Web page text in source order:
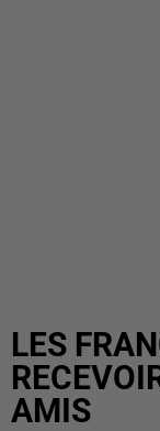
LES
AMIS